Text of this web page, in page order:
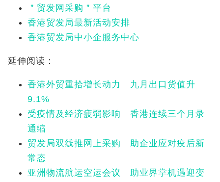
＂贸发网采购＂平台
香港贸发局最新活动安排
香港贸发局中小企服务中心
延伸阅读：
香港外贸重拾增长动力 九月出口货值升
9.1%
受疫情及经济疲弱影响 香港连续三个月录
通缩
贸发局双线推网上采购 助企业应对疫后新
常态
亚洲物流航运空运会议 助业界掌机遇迎变